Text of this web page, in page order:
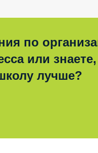
по
или знаете,
лучше?